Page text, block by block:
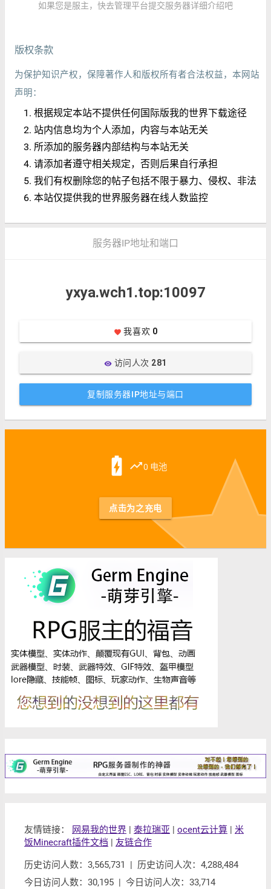
如果您是服主，快去管理平台提交服务器详细介绍吧
版权条款
为保护知识产权，保障著作人和版权所有者合法权益，本网站
声明：
根据规定本站不提供任何国际版我的世界下载途径
站内信息均为个人添加，内容与本站无关
所添加的服务器内部结构与本站无关
请添加者遵守相关规定，否则后果自行承担
我们有权删除您的帖子包括不限于暴力、侵权、非法
本站仅提供我的世界服务器在线人数监控
服务器IP地址和端口
yxya.wch1.top:10097
favorite 我喜欢 0
visibility访问人次 281
复制服务器IP地址与端口
battery_charging_full trending_up0 电池
点击为之充电
友情链接： 网易我的世界 | 泰拉瑞亚 | ocent云计算 | 米
饭Minecraft插件文档 | 友链合作
历史访问人数：3,565,731 | 历史访问人次：4,288,484
今日访问人数：30,195 | 今日访问人次：33,714